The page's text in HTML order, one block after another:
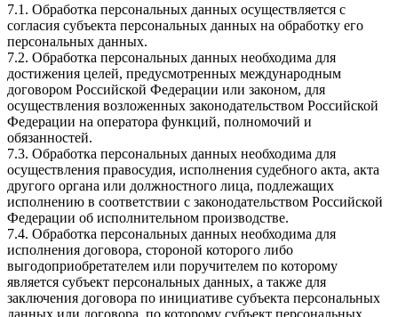
7.1. Обработка персональных данных осуществляется с
согласия субъекта персональных данных на обработку его
персональных данных.
7.2. Обработка персональных данных необходима для
достижения целей, предусмотренных международным
договором Российской Федерации или законом, для
осуществления возложенных законодательством Российской
Федерации на оператора функций, полномочий и
обязанностей.
7.3. Обработка персональных данных необходима для
осуществления правосудия, исполнения судебного акта, акта
другого органа или должностного лица, подлежащих
исполнению в соответствии с законодательством Российской
Федерации об исполнительном производстве.
7.4. Обработка персональных данных необходима для
исполнения договора, стороной которого либо
выгодоприобретателем или поручителем по которому
является субъект персональных данных, а также для
заключения договора по инициативе субъекта персональных
данных или договора, по которому субъект персональных